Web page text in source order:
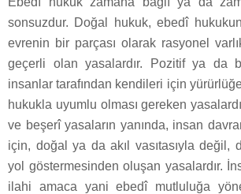
sonsuzdur. Doğal hukuk, ebedî
evrenin bir parçası olarak rasyonel
geçerli olan yasalardır. Pozitif ya da
insanlar tarafından kendileri için
hukukla uyumlu olması gereken
ve beşerî yasaların yanında, insan
için, doğal ya da akıl vasıtasıyla değil,
yol göstermesinden oluşan yasalardır.
ilahi amaca yani ebedî mutluluğa